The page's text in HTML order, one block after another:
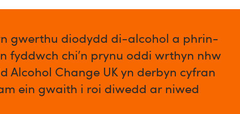
gwerthu diodydd di-alcohol a phrin-
fyddwch chi’n prynu oddi wrthyn nhw
Alcohol Change UK yn derbyn cyfran
ein gwaith i roi diwedd ar niwed